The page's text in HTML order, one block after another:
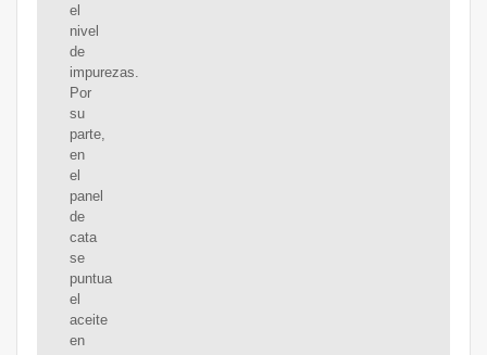
el
nivel
de
impurezas.
Por
su
parte,
en
el
panel
de
cata
se
puntua
el
aceite
en